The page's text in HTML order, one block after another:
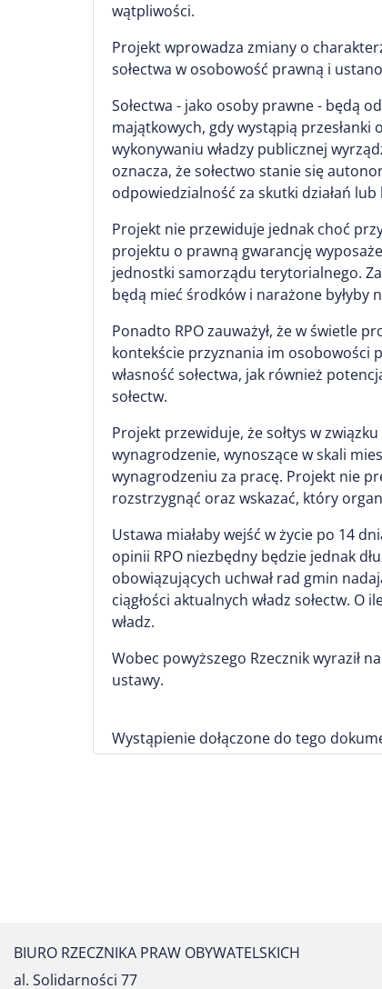
wątpliwości.
Projekt wprowadza zmiany o
sołectwa w osobowość prawną i
Sołectwa - jako osoby prawne - będą
majątkowych, gdy wystąpią
wykonywaniu władzy publicznej
oznacza, że sołectwo stanie się
odpowiedzialność za skutki działań
Projekt nie przewiduje jednak choć
projektu o prawną gwarancję
jednostki samorządu terytorialnego.
będą mieć środków i narażone byłyby
Ponadto RPO zauważył, że w świetle
kontekście przyznania im osobowości
własność sołectwa, jak również
sołectw.
Projekt przewiduje, że sołtys w
wynagrodzenie, wynoszące w skali
wynagrodzeniu za pracę. Projekt nie
rozstrzygnąć oraz wskazać, który
Ustawa miałaby wejść w życie po 14
opinii RPO niezbędny będzie jednak
obowiązujących uchwał rad gmin
ciągłości aktualnych władz sołectw. O
władz.
Wobec powyższego Rzecznik wyraził
ustawy.
Wystąpienie dołączone do tego
BIURO RZECZNIKA PRAW OBYWATELSKICH
al. Solidarności 77